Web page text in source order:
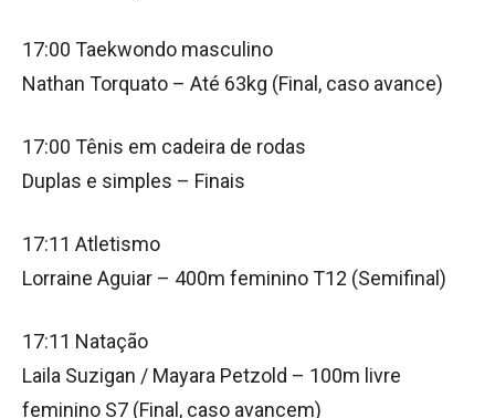
17:00 Taekwondo masculino
Nathan Torquato – Até 63kg (Final, caso avance)
17:00 Tênis em cadeira de rodas
Duplas e simples – Finais
17:11 Atletismo
Lorraine Aguiar – 400m feminino T12 (Semifinal)
17:11 Natação
Laila Suzigan / Mayara Petzold – 100m livre
feminino S7 (Final, caso avancem)